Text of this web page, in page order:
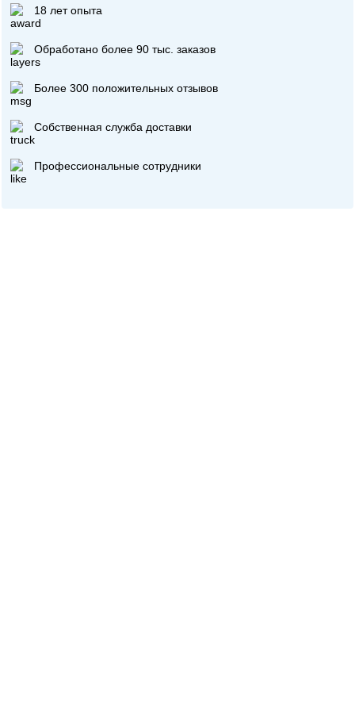
18 лет опыта
Обработано более 90 тыс. заказов
Более 300 положительных отзывов
Собственная служба доставки
Профессиональные сотрудники